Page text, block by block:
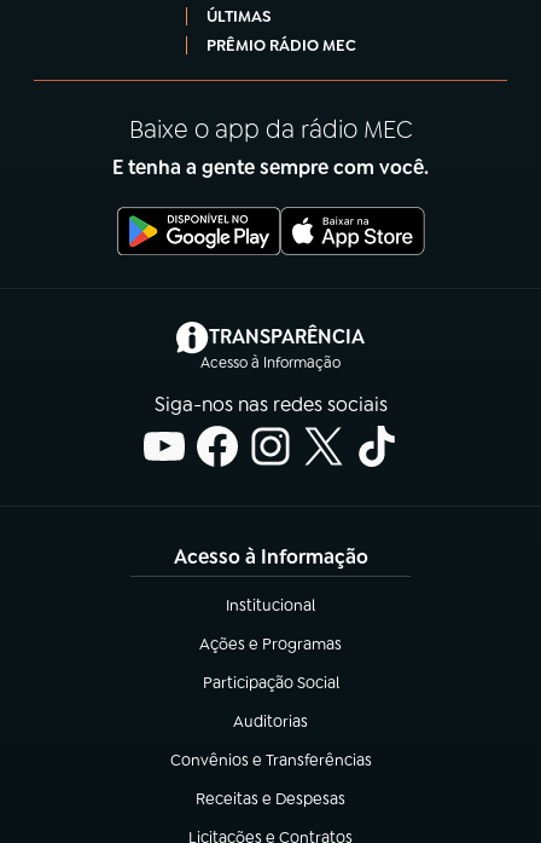
ÚLTIMAS
PRÊMIO RÁDIO MEC
Baixe o app da rádio MEC
E tenha a gente sempre com você.
TRANSPARÊNCIA
Acesso à Informação
(abre em nova aba)
Siga-nos nas redes sociais
Acesso à Informação
Institucional
(abre em nova aba)
Ações e Programas
(abre em nova aba)
Participação Social
(abre em nova aba)
Auditorias
(abre em nova aba)
Convênios e Transferências
(abre em nova aba)
Receitas e Despesas
(abre em nova aba)
Licitações e Contratos